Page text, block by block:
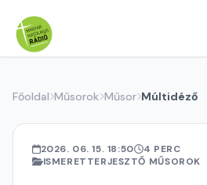
Főoldal Műsorok Műsor Múltidéző
2026. 06. 15. 18:50
4 PERC
ISMERETTERJESZTŐ MŰSOROK